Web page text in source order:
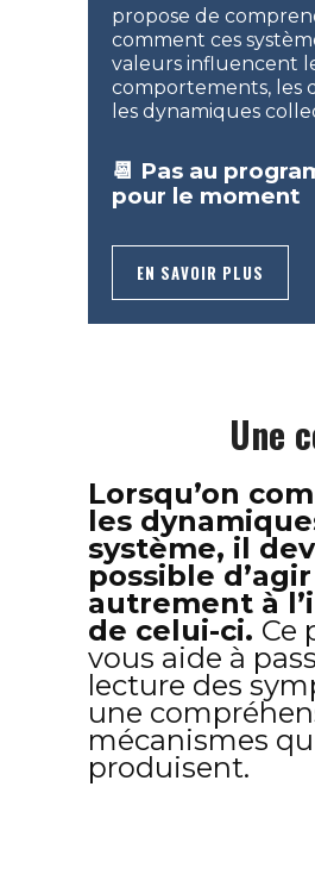
propose de
comment ces
valeurs influencent
comportements, les
les dynamiques
📆 Pas au
pour le moment
EN SAVOIR PLUS
Une
Lorsqu’on
les
système, il
possible d’agir
autrement à
de celui-ci. Ce
vous aide à
lecture des
une
mécanismes
produisent.